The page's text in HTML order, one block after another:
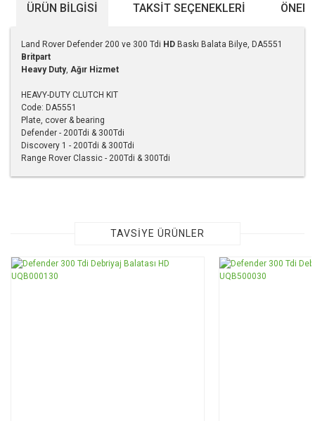
ÜRÜN BILGISI TAKSIT SEÇENEKLERI
Land Rover Defender 200 ve 300 Tdi HD Baskı Balata Bilye, DA5551
Britpart
Heavy Duty, Ağır Hizmet
HEAVY-DUTY CLUTCH KIT
Code: DA5551
Plate, cover & bearing
Defender - 200Tdi & 300Tdi
Discovery 1 - 200Tdi & 300Tdi
Range Rover Classic - 200Tdi & 300Tdi
Görüş ve önerileriniz için teşekkür ederiz.
Ürün resmi kalitesiz, bozuk veya görüntülenemiyor.
TAVSİYE ÜRÜNLER